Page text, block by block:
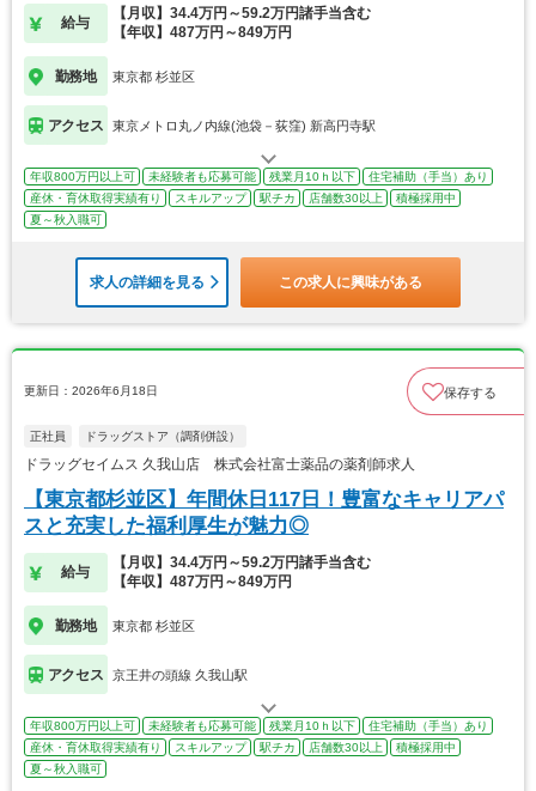
給与
【月収】34.4万円～59.2万円諸手当含む
【年収】487万円～849万円
勤務地 東京都 杉並区
アクセス 東京メトロ丸ノ内線(池袋－荻窪) 新高円寺駅
年収800万円以上可 未経験者も応募可能 残業月10ｈ以下
住宅補助（手当）あり
産休・育休取得実績有り
スキルアップ 駅チカ 店舗数30以上
積極採用中
夏～秋入職可
求人の詳細を見る この求人に興味がある
更新日：2026年6月18日 保存する
正社員 ドラッグストア（調剤併設）
ドラッグセイムス 久我山店 株式会社富士薬品の薬剤師求人
【東京都杉並区】年間休日117日！豊富なキャリアパ
スと充実した福利厚生が魅力◎
給与
【月収】34.4万円～59.2万円諸手当含む
【年収】487万円～849万円
勤務地 東京都 杉並区
アクセス 京王井の頭線 久我山駅
年収800万円以上可 未経験者も応募可能 残業月10ｈ以下
住宅補助（手当）あり
産休・育休取得実績有り
スキルアップ 駅チカ 店舗数30以上
積極採用中
夏～秋入職可